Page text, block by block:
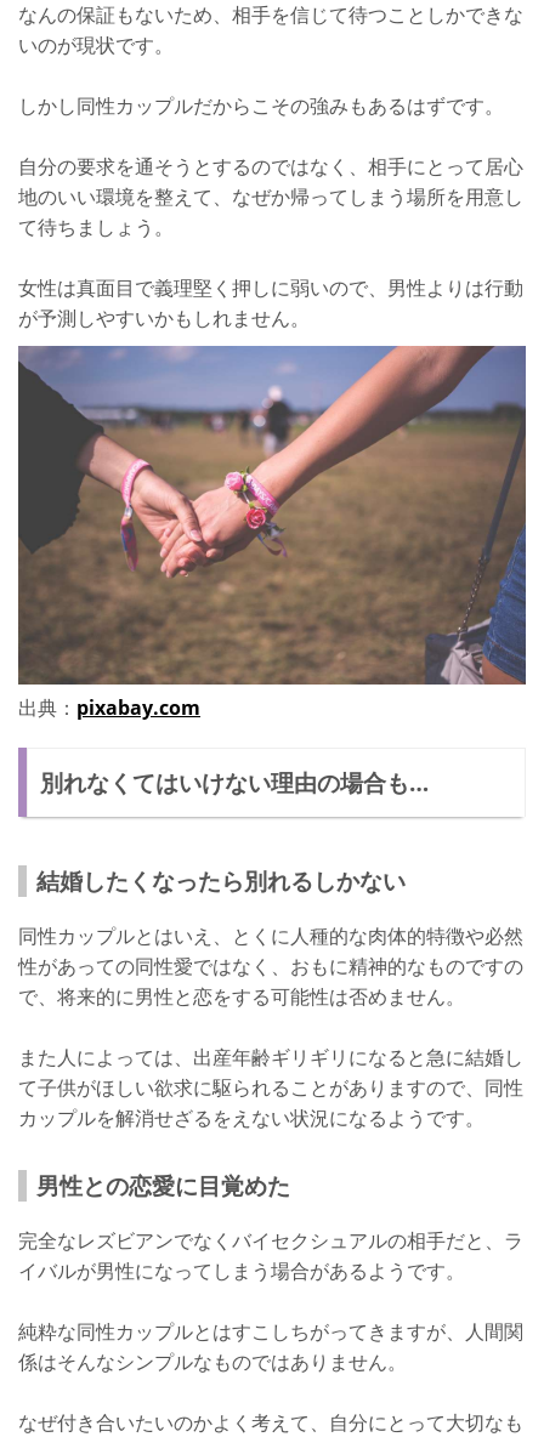
なんの保証もないため、相手を信じて待つことしかできな
いのが現状です。
しかし同性カップルだからこその強みもあるはずです。
自分の要求を通そうとするのではなく、相手にとって居心
地のいい環境を整えて、なぜか帰ってしまう場所を用意し
て待ちましょう。
女性は真面目で義理堅く押しに弱いので、男性よりは行動
が予測しやすいかもしれません。
出典： pixabay.com
別れなくてはいけない理由の場合も…
結婚したくなったら別れるしかない
同性カップルとはいえ、とくに人種的な肉体的特徴や必然
性があっての同性愛ではなく、おもに精神的なものですの
で、将来的に男性と恋をする可能性は否めません。
また人によっては、出産年齢ギリギリになると急に結婚し
て子供がほしい欲求に駆られることがありますので、同性
カップルを解消せざるをえない状況になるようです。
男性との恋愛に目覚めた
完全なレズビアンでなくバイセクシュアルの相手だと、ラ
イバルが男性になってしまう場合があるようです。
純粋な同性カップルとはすこしちがってきますが、人間関
係はそんなシンプルなものではありません。
なぜ付き合いたいのかよく考えて、自分にとって大切なも